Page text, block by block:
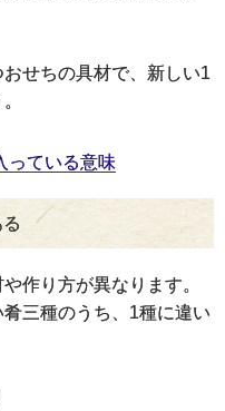
せちの具材で、新しい1
っている意味
作り方が異なります。
三種のうち、1種に違い